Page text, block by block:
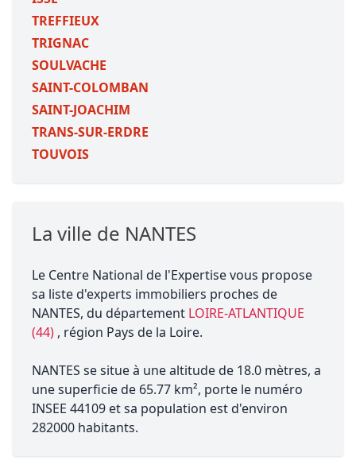
TREFFIEUX
TRIGNAC
SOULVACHE
SAINT-COLOMBAN
SAINT-JOACHIM
TRANS-SUR-ERDRE
TOUVOIS
La ville de NANTES
Le Centre National de l'Expertise vous propose
sa liste d'experts immobiliers proches de
NANTES, du département LOIRE-ATLANTIQUE
(44) , région Pays de la Loire.
NANTES se situe à une altitude de 18.0 mètres, a
une superficie de 65.77 km², porte le numéro
INSEE 44109 et sa population est d'environ
282000 habitants.